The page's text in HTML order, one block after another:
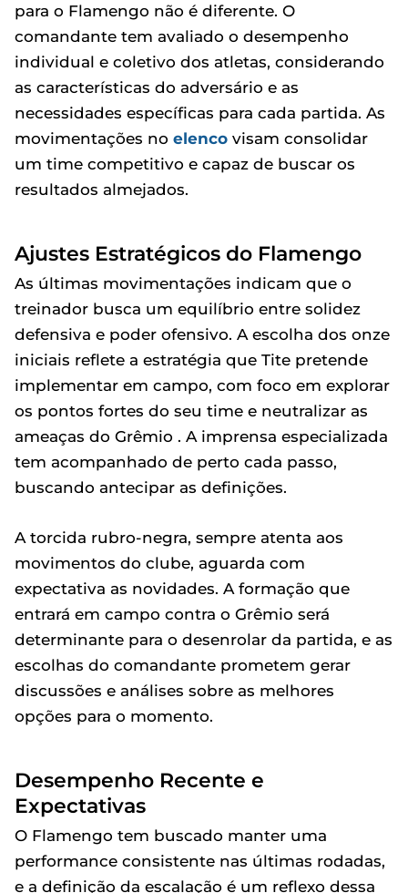
para o Flamengo não é diferente. O
comandante tem avaliado o desempenho
individual e coletivo dos atletas, considerando
as características do adversário e as
necessidades específicas para cada partida. As
movimentações no elenco visam consolidar
um time competitivo e capaz de buscar os
resultados almejados.
Ajustes Estratégicos do Flamengo
As últimas movimentações indicam que o
treinador busca um equilíbrio entre solidez
defensiva e poder ofensivo. A escolha dos onze
iniciais reflete a estratégia que Tite pretende
implementar em campo, com foco em explorar
os pontos fortes do seu time e neutralizar as
ameaças do Grêmio . A imprensa especializada
tem acompanhado de perto cada passo,
buscando antecipar as definições.
A torcida rubro-negra, sempre atenta aos
movimentos do clube, aguarda com
expectativa as novidades. A formação que
entrará em campo contra o Grêmio será
determinante para o desenrolar da partida, e as
escolhas do comandante prometem gerar
discussões e análises sobre as melhores
opções para o momento.
Desempenho Recente e
Expectativas
O Flamengo tem buscado manter uma
performance consistente nas últimas rodadas,
e a definição da escalação é um reflexo dessa